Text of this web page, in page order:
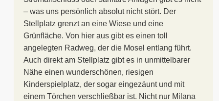
– was uns persönlich absolut nicht stört. Der
Stellplatz grenzt an eine Wiese und eine
Grünfläche. Von hier aus gibt es einen toll
angelegten Radweg, der die Mosel entlang führt.
Auch direkt am Stellplatz gibt es in unmittelbarer
Nähe einen wunderschönen, riesigen
Kinderspielplatz, der sogar eingezäunt und mit
einem Törchen verschließbar ist. Nicht nur Milana